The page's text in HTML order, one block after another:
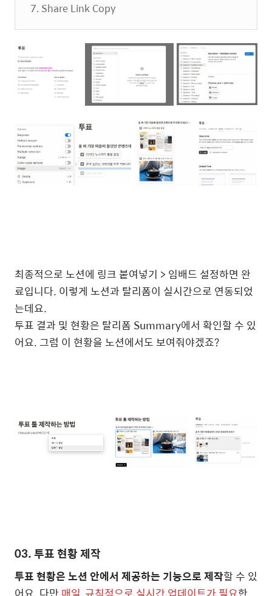
7. Share Link Copy
최종적으로 노션에 링크 붙여넣기 > 임배드 설정하면 완
료입니다. 이렇게 노션과 탈리폼이 실시간으로 연동되었
는데요.
투표 결과 및 현황은 탈리폼 Summary에서 확인할 수 있
어요. 그럼 이 현황을 노션에서도 보여줘야겠죠?
03. 투표 현황 제작
투표 현황은 노션 안에서 제공하는 기능으로 제작할 수 있